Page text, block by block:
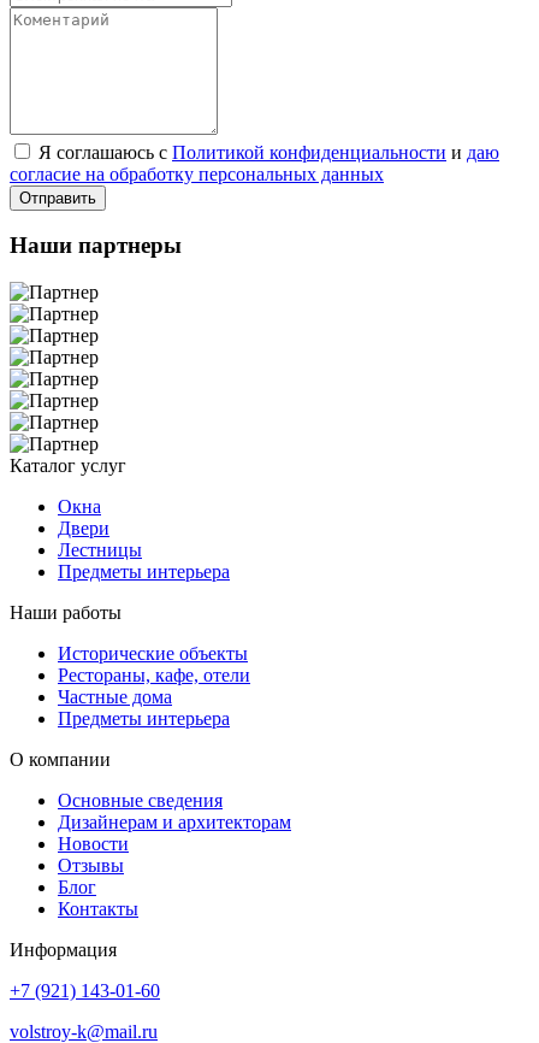
Я соглашаюсь с Политикой конфиденциальности и даю
согласие на обработку персональных данных
Отправить
Наши партнеры
Каталог услуг
Окна
Двери
Лестницы
Предметы интерьера
Наши работы
Исторические объекты
Рестораны, кафе, отели
Частные дома
Предметы интерьера
О компании
Основные сведения
Дизайнерам и архитекторам
Новости
Отзывы
Блог
Контакты
Информация
+7 (921) 143-01-60
volstroy-k@mail.ru